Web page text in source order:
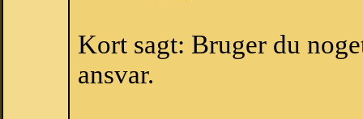
Kort sagt: Bruger du
ansvar.